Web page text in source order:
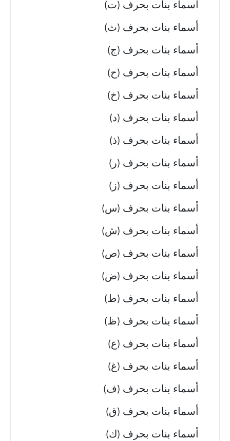
أسماء بنات بحرف (ت)
أسماء بنات بحرف (ث)
أسماء بنات بحرف (ج)
أسماء بنات بحرف (ح)
أسماء بنات بحرف (خ)
أسماء بنات بحرف (د)
أسماء بنات بحرف (ذ)
أسماء بنات بحرف (ر)
أسماء بنات بحرف (ز)
أسماء بنات بحرف (س)
أسماء بنات بحرف (ش)
أسماء بنات بحرف (ص)
أسماء بنات بحرف (ض)
أسماء بنات بحرف (ط)
أسماء بنات بحرف (ظ)
أسماء بنات بحرف (ع)
أسماء بنات بحرف (غ)
أسماء بنات بحرف (ف)
أسماء بنات بحرف (ق)
أسماء بنات بحرف (ك)